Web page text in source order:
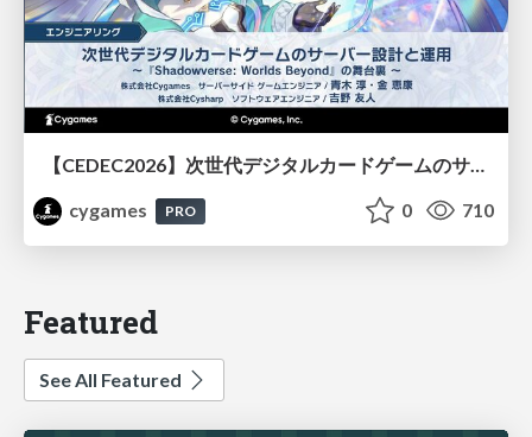
【CEDEC2026】次世代デジタルカードゲームのサーバー設計と運用 〜『Shadowverse: Worlds Beyond』の舞台裏～
cygames
PRO 0 710
Featured
See All Featured